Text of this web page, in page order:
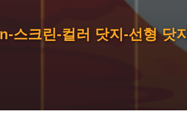
크린-컬러 닷지-선형 닷지